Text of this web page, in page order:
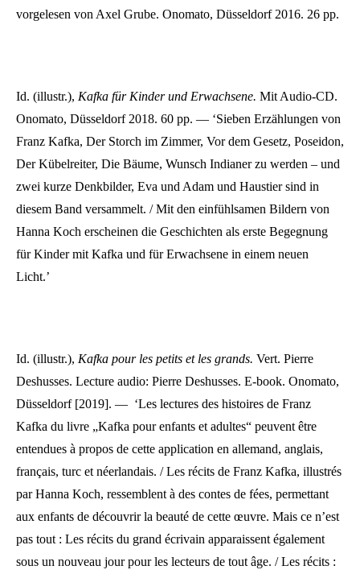
vorgelesen von Axel Grube. Onomato, Düsseldorf 2016. 26 pp.
Id. (illustr.), Kafka für Kinder und Erwachsene. Mit Audio-CD.
Onomato, Düsseldorf 2018. 60 pp. — ‘Sieben Erzählungen von
Franz Kafka, Der Storch im Zimmer, Vor dem Gesetz, Poseidon,
Der Kübelreiter, Die Bäume, Wunsch Indianer zu werden – und
zwei kurze Denkbilder, Eva und Adam und Haustier sind in
diesem Band versammelt. / Mit den einfühlsamen Bildern von
Hanna Koch erscheinen die Geschichten als erste Begegnung
für Kinder mit Kafka und für Erwachsene in einem neuen
Licht.’
Id. (illustr.), Kafka pour les petits et les grands. Vert. Pierre
Deshusses. Lecture audio: Pierre Deshusses. E-book. Onomato,
Düsseldorf [2019]. — ‘Les lectures des histoires de Franz
Kafka du livre „Kafka pour enfants et adultes“ peuvent être
entendues à propos de cette application en allemand, anglais,
français, turc et néerlandais. / Les récits de Franz Kafka, illustrés
par Hanna Koch, ressemblent à des contes de fées, permettant
aux enfants de découvrir la beauté de cette œuvre. Mais ce n’est
pas tout : Les récits du grand écrivain apparaissent également
sous un nouveau jour pour les lecteurs de tout âge. / Les récits :